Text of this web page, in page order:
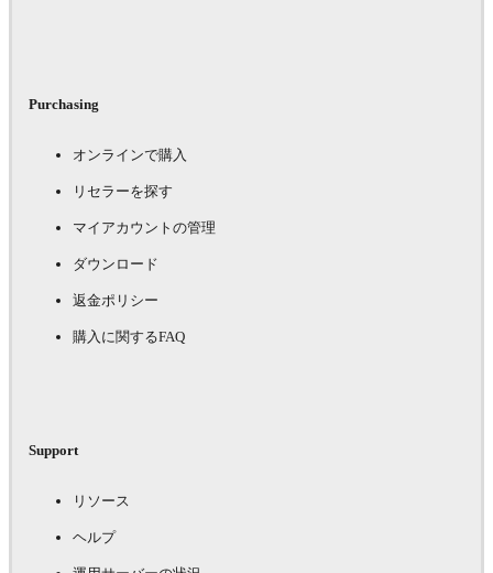
Purchasing
オンラインで購入
リセラーを探す
マイアカウントの管理
ダウンロード
返金ポリシー
購入に関するFAQ
Support
リソース
ヘルプ